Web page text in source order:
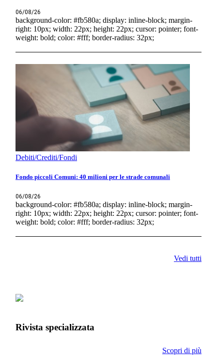
06/08/26
background-color: #fb580a; display: inline-block; margin-
right: 10px; width: 22px; height: 22px; cursor: pointer; font-
weight: bold; color: #fff; border-radius: 32px;
Debiti/Crediti/Fondi
Fondo piccoli Comuni: 40 milioni per le strade comunali
06/08/26
background-color: #fb580a; display: inline-block; margin-
right: 10px; width: 22px; height: 22px; cursor: pointer; font-
weight: bold; color: #fff; border-radius: 32px;
Vedi tutti
Rivista specializzata
Scopri di più